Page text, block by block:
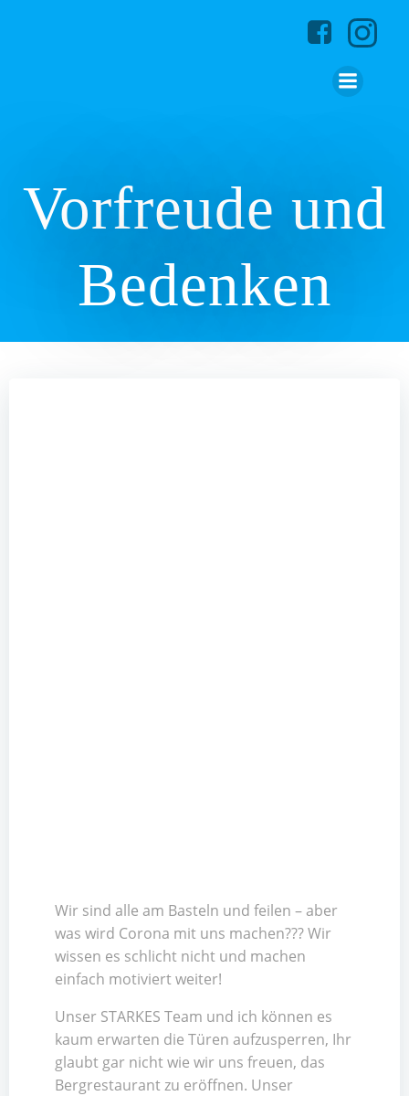
Vorfreude und
Bedenken
Wir sind alle am Basteln und feilen – aber
was wird Corona mit uns machen??? Wir
wissen es schlicht nicht und machen
einfach motiviert weiter!
Unser STARKES Team und ich können es
kaum erwarten die Türen aufzusperren, Ihr
glaubt gar nicht wie wir uns freuen, das
Bergrestaurant zu eröffnen. Unser